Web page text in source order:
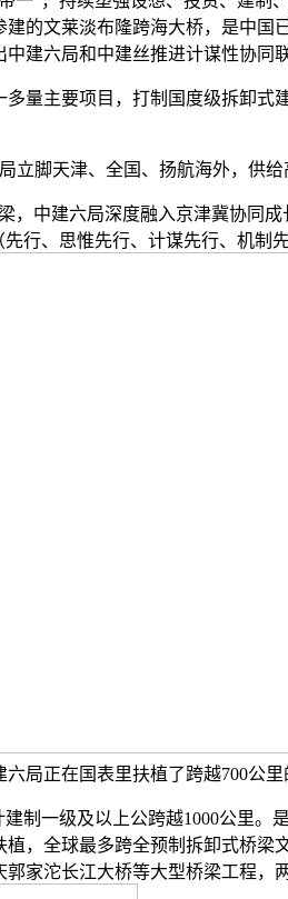
的文莱淡布隆跨海大桥，是中国
建六局和中建丝推进计谋性协同
主要项目，打制国度级拆卸式
脚天津、全国、扬航海外，供给
中建六局深度融入京津冀协同
行、思惟先行、计谋先行、机
局正在国表里扶植了跨越700公里
一级及以上公跨越1000公里。
，全球最多跨全预制拆卸式桥
家沱长江大桥等大型桥梁工程，